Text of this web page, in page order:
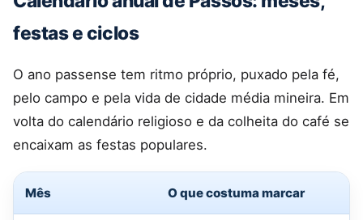
festas e ciclos
O ano passense tem ritmo próprio, puxado pela fé,
pelo campo e pela vida de cidade média mineira. Em
volta do calendário religioso e da colheita do café se
encaixam as festas populares.
Mês O que costuma marcar